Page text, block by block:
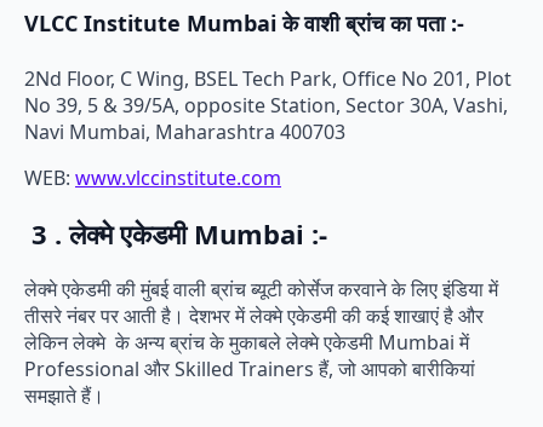
VLCC Institute Mumbai के वाशी ब्रांच का पता :-
2Nd Floor, C Wing, BSEL Tech Park, Office No 201, Plot
No 39, 5 & 39/5A, opposite Station, Sector 30A, Vashi,
Navi Mumbai, Maharashtra 400703
WEB: www.vlccinstitute.com
3 . लेक्मे एकेडमी Mumbai :-
लेक्मे एकेडमी की मुंबई वाली ब्रांच ब्यूटी कोर्सेज करवाने के लिए इंडिया में
तीसरे नंबर पर आती है। देशभर में लेक्मे एकेडमी की कई शाखाएं है और
लेकिन लेक्मे के अन्य ब्रांच के मुकाबले लेक्मे एकेडमी Mumbai में
Professional और Skilled Trainers हैं, जो आपको बारीकियां
समझाते हैं।